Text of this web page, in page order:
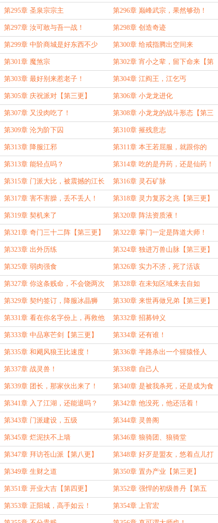
第295章 圣泉宗宗主 第296章 巅峰武宗，果然够劲！
【第四更】
第297章 汝可敢与吾一战！ 第298章 创造奇迹
第299章 中阶商城是好东西不少
【第三更】
第300章 给戒指腾出空间来
第301章 魔煞宗 第302章 宵小之辈，留下命来【第
三更】
第303章 最好别来惹老子！ 第304章 江阎王，江乞丐
第305章 庆祝派对【第三更】 第306章 小龙龙进化
第307章 又没肉吃了！ 第308章 小龙龙的战斗形态【第三
更】
第309章 沦为阶下囚 第310章 摧残意志
第313章 降服江邪 第311章 本王若屈服，就跟你的
姓！【第三更】
第313章 能轻点吗？ 第314章 吃的是丹药，还是仙药！
第315章 门派大比，被震撼的江长
老！【第三更】
第316章 灵石矿脉
第317章 害不害臊，丢不丢人！ 第318章 灵力复苏之兆【第三更】
第319章 契机来了 第320章 阵法资质液！
第321章 奇门三十二阵【第三更】 第322章 掌门一定是阵道大师！
第323章 出外历练 第324章 独进万兽山脉【第三更】
第325章 弱肉强食 第326章 实力不济，死了活该
第327章 你这条贱命，不会饶两次
【第三更】
第328章 在未知区域来去自如
第329章 契约签订，降服冰晶狮
兽！
第330章 来世再做兄弟【第三更】
第331章 看在你名字份上，再救他
们一次
第332章 招募钟义
第333章 中品寒芒剑【第三更】 第334章 还有谁！
第335章 和飓风狼王比速度！ 第336章 半路杀出一个猩猿怪人
【第三更】
第337章 战灵兽！ 第338章 自己人
第339章 团长，那家伙出来了！
【第三更】
第340章 是被我杀死，还是成为食
物
第341章 入了江湖，还能退吗？ 第342章 他没死，他还活着！
第343章 门派建设，五级 第344章 灵兽阁
第345章 烂泥扶不上墙 第346章 狼骑团、狼骑堂
第347章 拜访苍山派【第八更】 第348章 好歹是盟友，悠着点儿打
第349章 生财之道 第350章 置办产业【第三更】
第351章 开业大吉【第四更】 第352章 强悍的初级兽丹【第五
更】
第353章 正阳城，高手如云！ 第354章 上官宏